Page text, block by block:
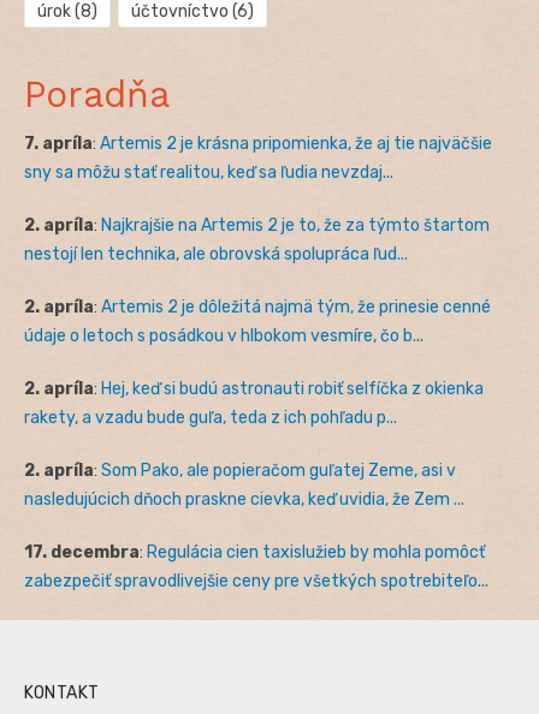
úrok(8) účtovníctvo (6)
Poradňa
7. apríla: Artemis 2 je krásna pripomienka, že aj tie najväčšie
sny sa môžu stať realitou, keď sa ľudia nevzdaj...
2. apríla: Najkrajšie na Artemis 2 je to, že za týmto štartom
nestojí len technika, ale obrovská spolupráca ľud...
2. apríla: Artemis 2 je dôležitá najmä tým, že prinesie cenné
údaje o letoch s posádkou v hlbokom vesmíre, čo b...
2. apríla: Hej, keď si budú astronauti robiť selfíčka z okienka
rakety, a vzadu bude guľa, teda z ich pohľadu p...
2. apríla: Som Pako, ale popieračom guľatej Zeme, asi v
nasledujúcich dňoch praskne cievka, keď uvidia, že Zem ...
17. decembra: Regulácia cien taxislužieb by mohla pomôcť
zabezpečiť spravodlivejšie ceny pre všetkých spotrebiteľo...
KONTAKT